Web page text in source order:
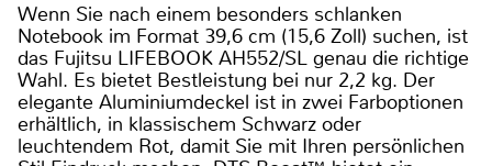
Wenn Sie nach einem besonders schlanken
Notebook im Format 39,6 cm (15,6 Zoll) suchen, ist
das Fujitsu LIFEBOOK AH552/SL genau die richtige
Wahl. Es bietet Bestleistung bei nur 2,2 kg. Der
elegante Aluminiumdeckel ist in zwei Farboptionen
erhältlich, in klassischem Schwarz oder
leuchtendem Rot, damit Sie mit Ihren persönlichen